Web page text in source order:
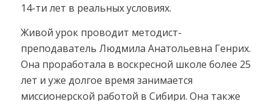
14-ти лет в реальных условиях.
Живой урок проводит методист-
преподаватель Людмила Анатольевна Генрих.
Она проработала в воскресной школе более 25
лет и уже долгое время занимается
миссионерской работой в Сибири. Она также